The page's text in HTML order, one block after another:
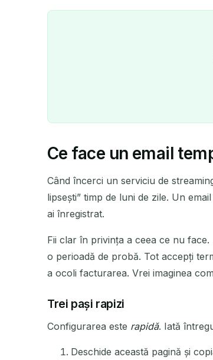
Ce face un email
Când încerci un serviciu de
lipsești” timp de luni de zile. Un
ai înregistrat.
Fii clar în privința a ceea ce nu
o perioadă de probă. Tot accepți
a ocoli facturarea. Vrei imaginea
Trei pași rapizi
Configurarea este rapidă. Iată
Deschide această pagină și